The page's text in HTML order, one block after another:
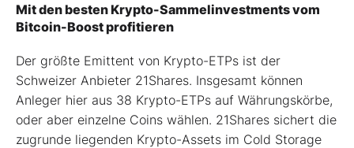
Mit den besten Krypto-Sammelinvestments vom
Bitcoin-Boost profitieren
Der größte Emittent von Krypto-ETPs ist der
Schweizer Anbieter 21Shares. Insgesamt können
Anleger hier aus 38 Krypto-ETPs auf Währungskörbe,
oder aber einzelne Coins wählen. 21Shares sichert die
zugrunde liegenden Krypto-Assets im Cold Storage